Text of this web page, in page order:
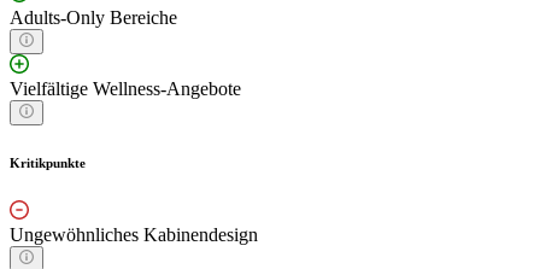
Adults-Only Bereiche
Vielfältige Wellness-Angebote
Kritikpunkte
Ungewöhnliches Kabinendesign